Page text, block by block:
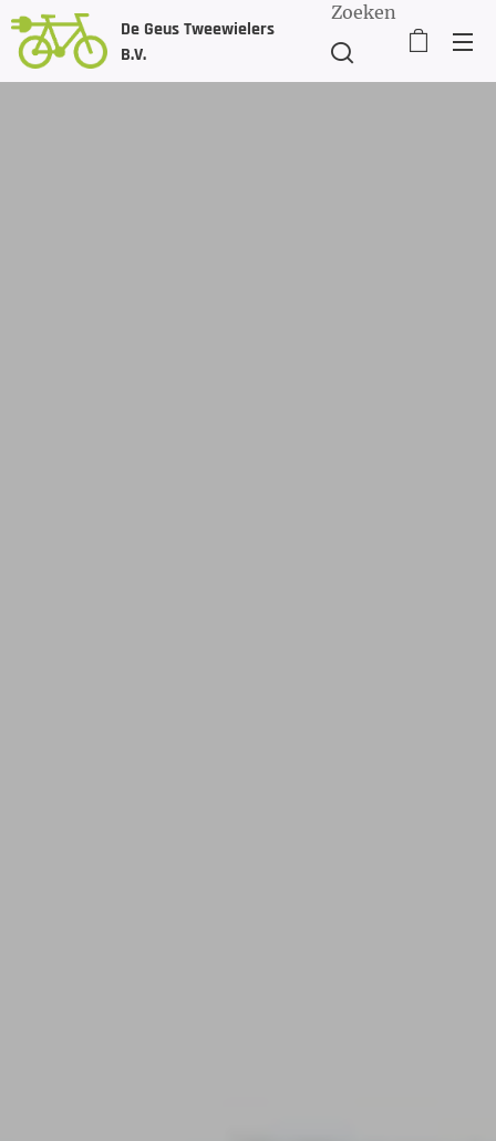
De Geus Tweewielers
B.V.
Zoeken